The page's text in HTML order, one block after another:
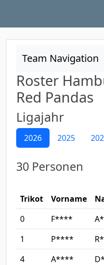
Team Navigation
Roster
Red Pandas
Ligajahr
2026 2025
30 Personen
Trikot Vorname
0
F****
1
P****
4
A****